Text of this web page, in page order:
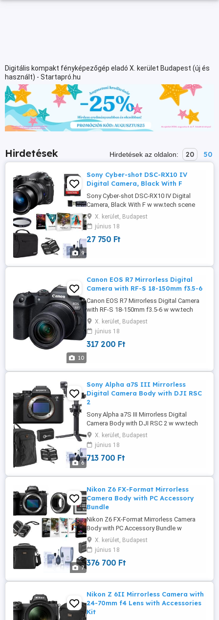
Digitális kompakt fényképezőgép eladó X. kerület Budapest (új és
használt) - Startapró.hu
Hirdetések Hirdetések az oldalon: 20 50
9
Sony Cyber-shot DSC-RX10 IV
Digital Camera, Black With F
Sony Cyber-shot DSC-RX10 IV Digital
Camera, Black With F w ww.tech scene
studio.c om Új, eredeti csomagolásában.
Gyári garanciával jár A részleteket láthatod
és rendelje meg w ww.tech scene studio.c
om
X. kerület, Budapest
június 18
27 750 Ft
10
Canon EOS R7 Mirrorless Digital
Camera with RF-S 18-150mm f3.5-6
Canon EOS R7 Mirrorless Digital Camera
with RF-S 18-150mm f3.5-6 w ww.tech
scene studio.c om Új, eredeti
csomagolásában. Gyári garanciával jár A
részleteket láthatod és rendelje meg w
ww.tech scene studio.c om
X. kerület, Budapest
június 18
317 200 Ft
6
Sony Alpha a7S III Mirrorless
Digital Camera Body with DJI RSC
2
Sony Alpha a7S III Mirrorless Digital
Camera Body with DJI RSC 2 w ww.tech
scene studio.c om Új, eredeti
csomagolásában. Gyári garanciával jár A
részleteket láthatod és rendelje meg w
ww.tech scene studio.c om
X. kerület, Budapest
június 18
713 700 Ft
7
Nikon Z6 FX-Format Mirrorless
Camera Body with PC Accessory
Bundle
Nikon Z6 FX-Format Mirrorless Camera
Body with PC Accessory Bundle w
ww.tech scene studio.c om Új, eredeti
csomagolásában. Gyári garanciával jár A
részleteket láthatod és rendelje meg w
ww.tech scene studio.c om
X. kerület, Budapest
június 18
376 700 Ft
Nikon Z 6II Mirrorless Camera with
24-70mm f4 Lens with Accessories
Kit